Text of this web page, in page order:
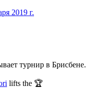
2019 г.
турнир в Брисбене.
lifts the 🏆